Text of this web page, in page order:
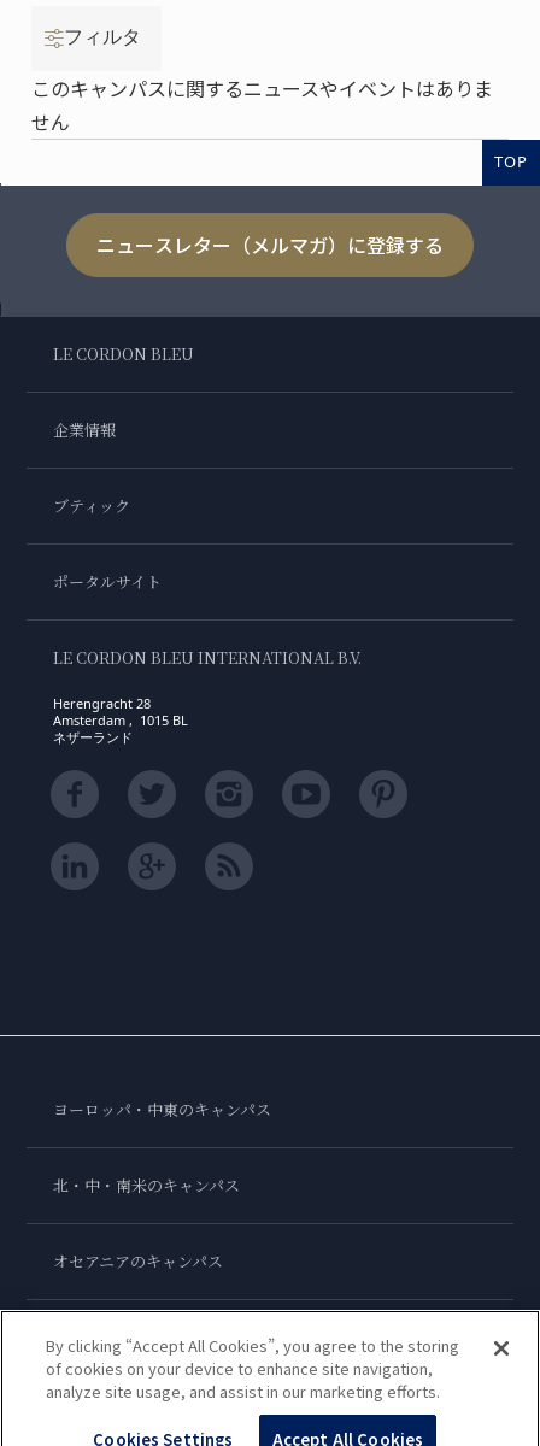
フィルタ
このキャンパスに関するニュースやイベントはありま
せん
TOP
ニュースレター（メルマガ）に登録する
LE CORDON BLEU
企業情報
ブティック
ポータルサイト
LE CORDON BLEU INTERNATIONAL B.V.
Herengracht 28
Amsterdam , 1015 BL
ネザーランド
ヨーロッパ・中東のキャンパス
北・中・南米のキャンパス
オセアニアのキャンパス
アジアのキャンパス
ル・コルドン・ブルー・インターナショナル
By clicking “Accept All Cookies”, you agree to the storing
of cookies on your device to enhance site navigation,
analyze site usage, and assist in our marketing efforts.
Cookies Settings Accept All Cookies